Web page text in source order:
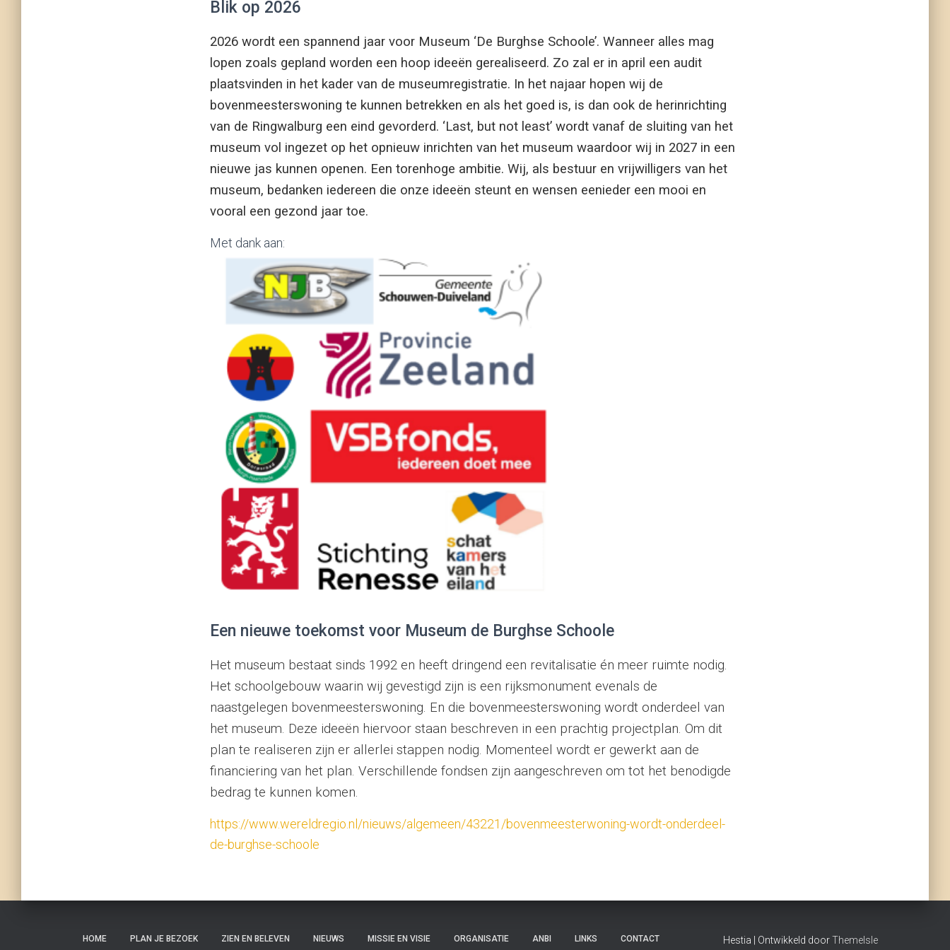
Blik op 2026
2026 wordt een spannend jaar voor Museum ‘De Burghse Schoole’. Wanneer alles mag
lopen zoals gepland worden een hoop ideeën gerealiseerd. Zo zal er in april een audit
plaatsvinden in het kader van de museumregistratie. In het najaar hopen wij de
bovenmeesterswoning te kunnen betrekken en als het goed is, is dan ook de herinrichting
van de Ringwalburg een eind gevorderd. ‘Last, but not least’ wordt vanaf de sluiting van het
museum vol ingezet op het opnieuw inrichten van het museum waardoor wij in 2027 in een
nieuwe jas kunnen openen. Een torenhoge ambitie. Wij, als bestuur en vrijwilligers van het
museum, bedanken iedereen die onze ideeën steunt en wensen eenieder een mooi en
vooral een gezond jaar toe.
Met dank aan:
Een nieuwe toekomst voor Museum de Burghse Schoole
Het museum bestaat sinds 1992 en heeft dringend een revitalisatie én meer ruimte nodig.
Het schoolgebouw waarin wij gevestigd zijn is een rijksmonument evenals de
naastgelegen bovenmeesterswoning. En die bovenmeesterswoning wordt onderdeel van
het museum. Deze ideeën hiervoor staan beschreven in een prachtig projectplan. Om dit
plan te realiseren zijn er allerlei stappen nodig. Momenteel wordt er gewerkt aan de
financiering van het plan. Verschillende fondsen zijn aangeschreven om tot het benodigde
bedrag te kunnen komen.
https://www.wereldregio.nl/nieuws/algemeen/43221/bovenmeesterwoning-wordt-onderdeel-
de-burghse-schoole
HOME PLAN JE BEZOEK ZIEN EN BELEVEN NIEUWS MISSIE EN VISIE ORGANISATIE ANBI LINKS CONTACT Hestia | Ontwikkeld doorThemeIsle